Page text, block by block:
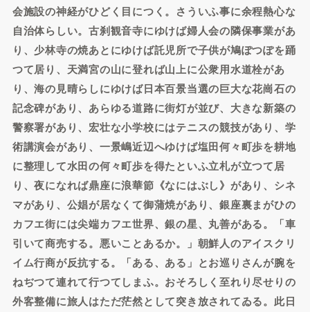
会施設の神経がひどく目につく。さういふ事に余程熱心な
自治体らしい。古刹観音寺にゆけば婦人会の隣保事業があ
り、少林寺の焼あとにゆけば託児所で子供が鳩ぽつぽを踊
つて居り、天満宮の山に登れば山上に公衆用水道栓があ
り、海の見晴らしにゆけば日本百景当選の巨大な花崗石の
記念碑があり、あらゆる道路に街灯が並び、大きな新築の
警察署があり、宏壮な小学校にはテニスの競技があり、学
術講演会があり、一景嶋近辺へゆけば塩田何々町歩を耕地
に整理して水田の何々町歩を得たといふ立札が立つて居
り、夜になれば鼎座に浪華節《なにはぶし》があり、シネ
マがあり、公娼が居なくて御蒲焼があり、銀座裏まがひの
カフエ街には尖端カフエ世界、銀の星、丸善がある。「車
引いて商売する。悪いことあるか。」朝鮮人のアイスクリ
イム行商が反抗する。「ある、ある」とお巡りさんが腕を
ねぢつて連れて行つてしまふ。おそろしく至れり尽せりの
外客整備に旅人はただ茫然として突き放されてゐる。此日